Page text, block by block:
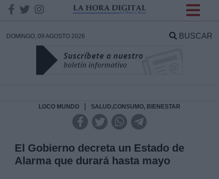
DOMINGO, 09 AGOSTO 2026 BUSCAR
LOCO MUNDO SALUD,CONSUMO, BIENESTAR
El Gobierno decreta un Estado de
Alarma que durará hasta mayo
DATOS
Responsable: